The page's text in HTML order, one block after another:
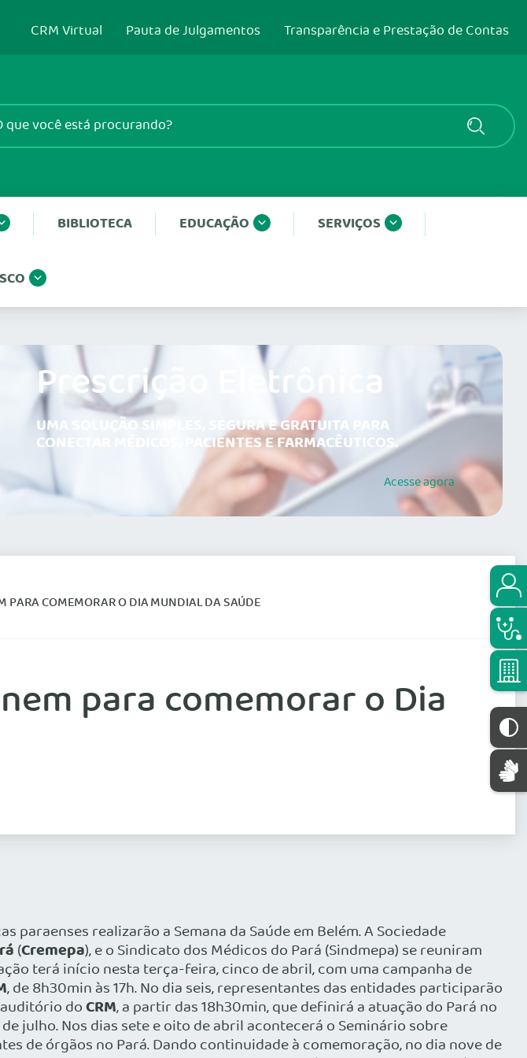
CRM Virtual Pauta de Julgamentos Transparência e Prestação de Contas
BIBLIOTECA EDUCAÇÃO SERVIÇOS
Prescrição Eletrônica
UMA SOLUÇÃO SIMPLES, SEGURA E GRATUITA PARA
CONECTAR MÉDICOS, PACIENTES E FARMACÊUTICOS.
Acesseagora
PARA COMEMORAR O DIA MUNDIAL DA SAÚDE
para comemorar o Dia
paraenses realizarão a Semana da Saúde em Belém. A Sociedade
(Cremepa), e o Sindicato dos Médicos do Pará (Sindmepa) se reuniram
terá início nesta terça-feira, cinco de abril, com uma campanha de
, de 8h30min às 17h. No dia seis, representantes das entidades participarão
doCRM, a partir das 18h30min, que definirá a atuação do Pará no
julho. Nos dias sete e oito de abril acontecerá o Seminário sobre
de órgãos no Pará. Dando continuidade à comemoração, no dia nove de